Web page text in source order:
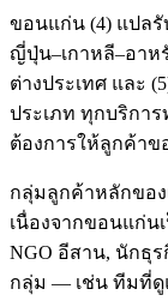
ขอนแก่น (4) แปลรั
ญี่ปุ่น–เกาหลี–อาห
ต่างประเทศ และ
ประเภท ทุกบริการ
ต้องการให้ลูกค้าข
กลุ่มลูกค้าหลักขอ
เนื่องจากขอนแก่น
NGO อีสาน, นักธุร
กลุ่ม — เช่น ทีมที่ดู